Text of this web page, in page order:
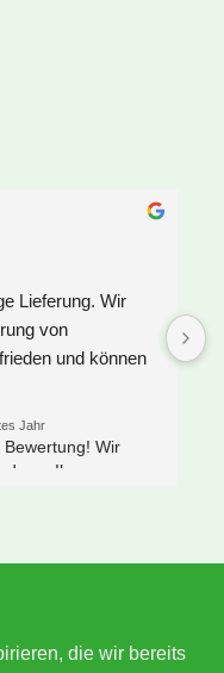
Lieferung. Wir
von
und können
Jahr
Wir
an Ihrem neuen
die wir bereits